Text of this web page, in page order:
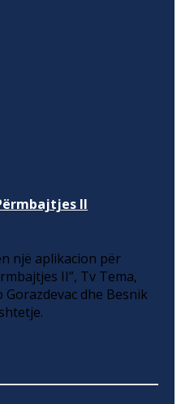
II
një aplikacion për
II”, Tv Tema,
Gorazdevac dhe Besnik